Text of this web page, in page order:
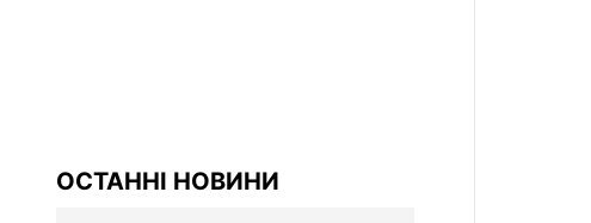
ОСТАННІ НОВИНИ